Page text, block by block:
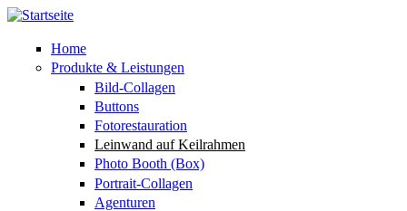
Direkt zum Inhalt
Home
Produkte & Leistungen
Bild-Collagen
Buttons
Fotorestauration
Leinwand auf Keilrahmen
Photo Booth (Box)
Portrait-Collagen
Agenturen